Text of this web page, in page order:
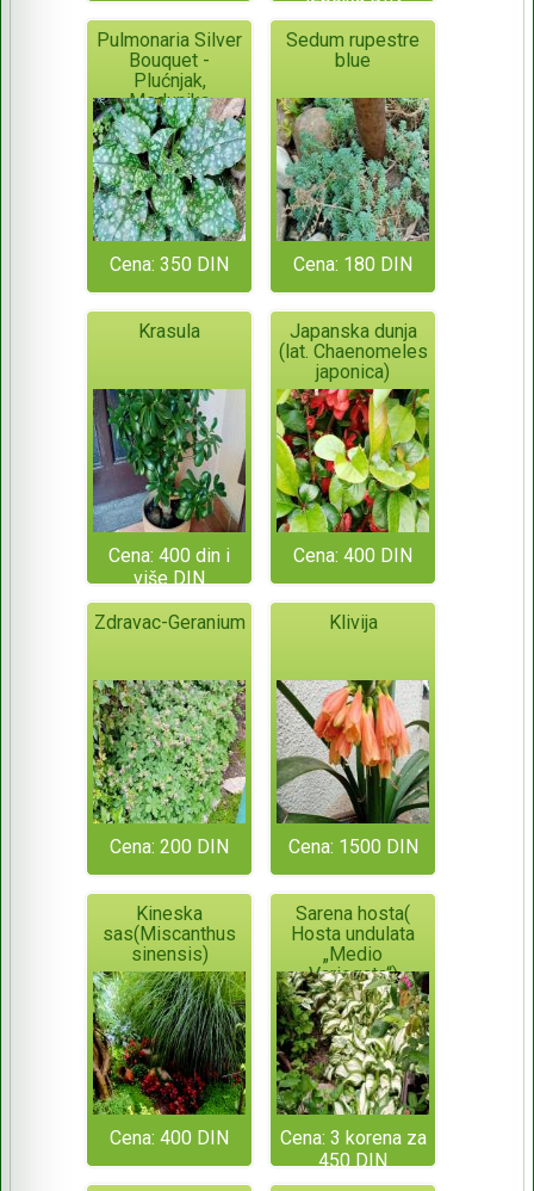
Pulmonaria Silver
Bouquet -
Plućnjak,
Medunika
Cena: 350 DIN
Sedum rupestre
blue
Cena: 180 DIN
Krasula
Cena: 400 din i
više DIN
Japanska dunja
(lat. Chaenomeles
japonica)
Cena: 400 DIN
Zdravac-Geranium
Cena: 200 DIN
Klivija
Cena: 1500 DIN
Kineska
sas(Miscanthus
sinensis)
Cena: 400 DIN
Sarena hosta(
Hosta undulata
„Medio
Variegata“)
Cena: 3 korena za
450 DIN